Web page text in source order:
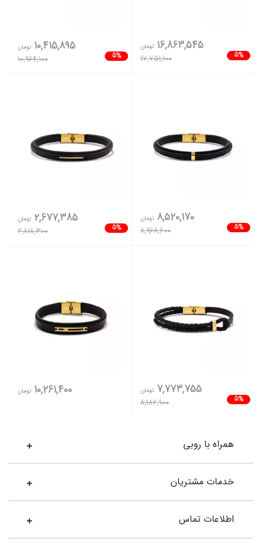
5%
16,863,545 تومان
17,751,100
5%
10,415,895 تومان
10,964,100
5%
8,520,170 تومان
8,968,600
5%
2,677,385 تومان
2,818,300
5%
7,773,755 تومان
8,182,900
10,261,400 تومان
همراه با روبی
خدمات مشتریان
اطلاعات تماس